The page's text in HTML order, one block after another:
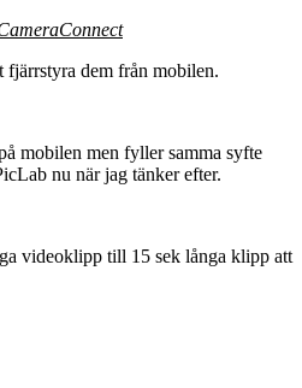
dem från mobilen.
mobilen men fyller samma syfte
nu när jag tänker efter.
videoklipp till 15 sek långa klipp att